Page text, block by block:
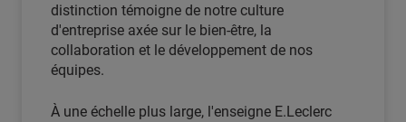
distinction témoigne de notre culture
d'entreprise axée sur le bien-être, la
collaboration et le développement de nos
équipes.
À une échelle plus large, l'enseigne E.Leclerc